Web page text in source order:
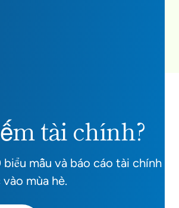
tài chính?
biểu mẫu và báo cáo tài chính
mùa hè.